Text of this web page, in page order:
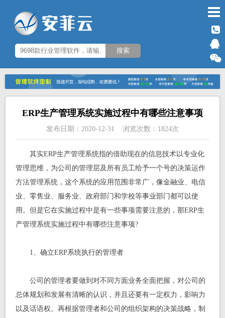
ERP生产管理系统实施过程中有哪些注意事项
发布日期：2020-12-31 浏览次数：1824次
其实ERP生产管理系统指的借助现在的信息技术以专业化
管理思维，为公司的管理层及所有员工给予一个号的决策运作
方法管理系统，这个系统的应用范围非常广，像金融业、电信
业、零售业、服务业、政府部门和学校等事业部门都可以使
用。但是它在实施过程中是有一些事项需要注意的，那ERP生
产管理系统实施过程中有哪些注意事项?
1、确立ERP系统执行的管理者
公司的管理者要做到对不同方面业务全面把握，对公司的
总体规划和发展有清晰的认识，并且还要有一定权力，影响力
以及话语权。再根据管理者和公司的组织架构的决策战略，制